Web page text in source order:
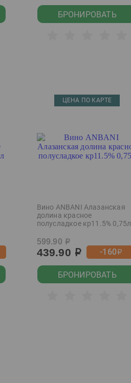
БРОНИРОВАТЬ
ЦЕНА ПО КАРТЕ
Вино ANBANI Алазанская
долина красное
полусладкое кр11.5% 0,75л
599.90 р
439.90 р -160р
БРОНИРОВАТЬ